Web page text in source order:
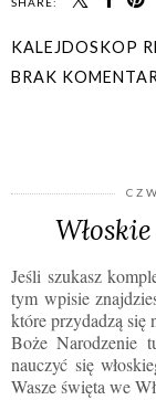
KALEJDOSKOP
BRAK
Jeśli szukasz
tym wpisie
które przydadzą się
Boże Narodzenie
nauczyć się
Wasze święta we